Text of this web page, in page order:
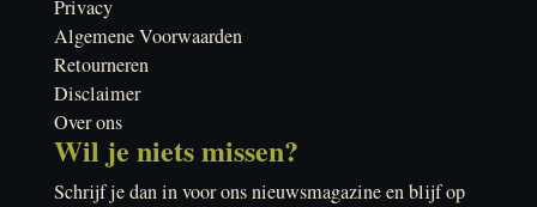
Privacy
Algemene Voorwaarden
Retourneren
Disclaimer
Over ons
Wil je niets missen?
Schrijf je dan in voor ons nieuwsmagazine en blijf op